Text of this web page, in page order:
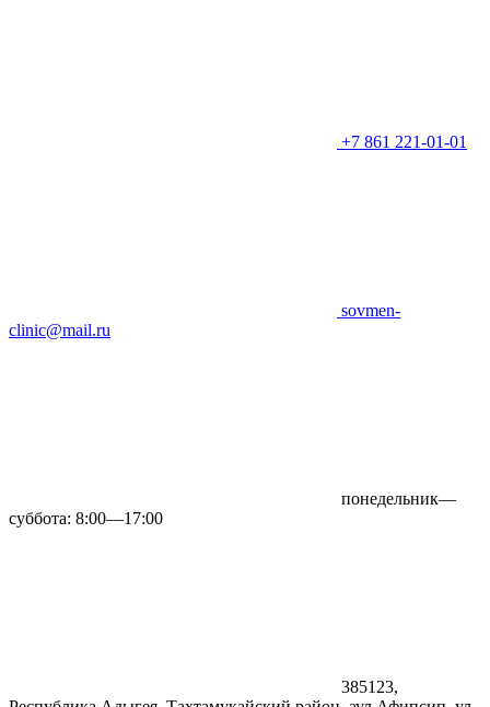
+7 861 221-01-01
sovmen-
clinic@mail.ru
понедельник—
суббота: 8:00—17:00
385123,